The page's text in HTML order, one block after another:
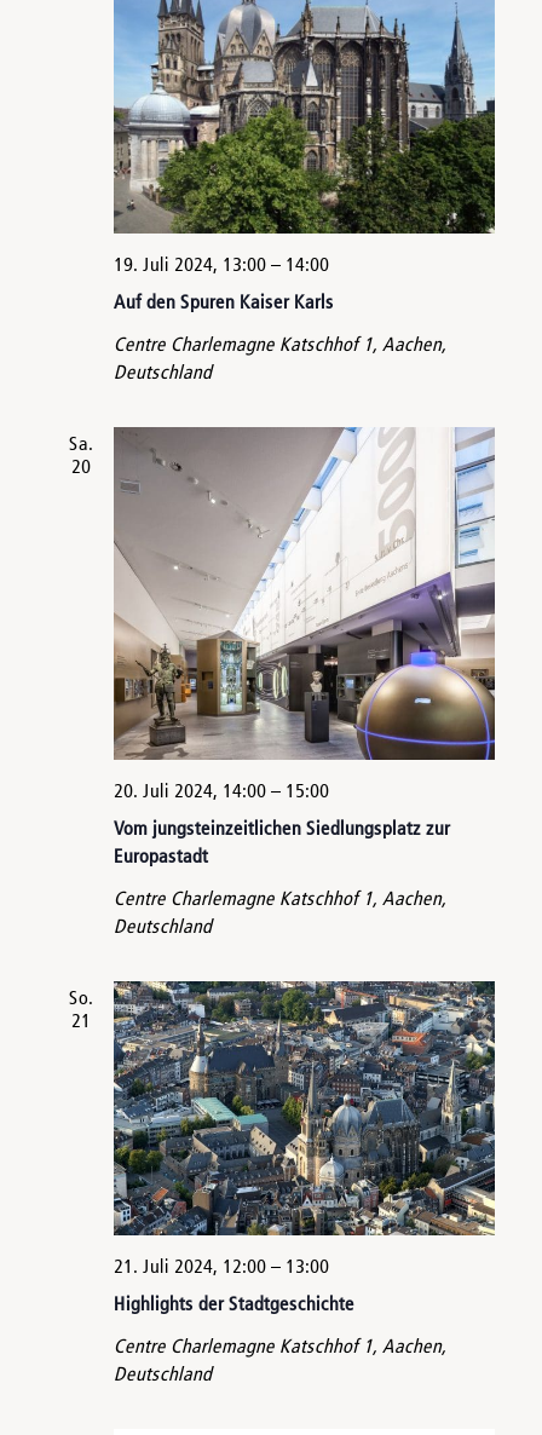
Auf den Spuren Kaiser Karls
19. Juli 2024, 13:00– 14:00
Centre Charlemagne Katschhof 1, Aachen,
Deutschland
Sa.
20
Vom jungsteinzeitlichen Siedlungsplatz zur
Europastadt
20. Juli 2024, 14:00– 15:00
Centre Charlemagne Katschhof 1, Aachen,
Deutschland
So.
21
Highlights der Stadtgeschichte
21. Juli 2024, 12:00– 13:00
Centre Charlemagne Katschhof 1, Aachen,
Deutschland